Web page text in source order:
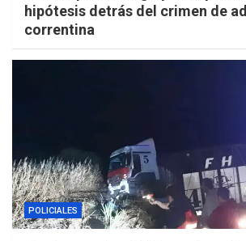
hipótesis detrás del crimen de
correntina
POLICIALES